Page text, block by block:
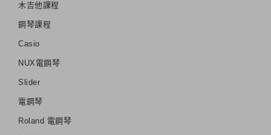
木吉他課程
鋼琴課程
Casio
NUX電鋼琴
Slider
電鋼琴
Roland 電鋼琴